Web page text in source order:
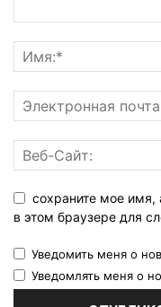
сохраните мое имя,
в этом браузере для
Уведомить меня о
Уведомлять меня о